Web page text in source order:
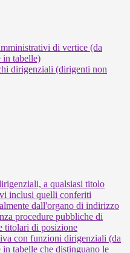
di vertice (da
in tabelle)
dirigenziali (dirigenti non
a qualsiasi titolo
inclusi quelli conferiti
dall'organo di indirizzo
procedure pubbliche di
titolari di posizione
con funzioni dirigenziali (da
in tabelle che distinguano le